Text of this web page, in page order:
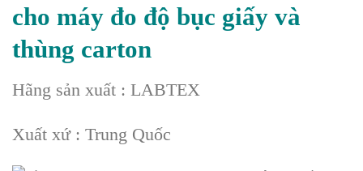
cho máy đo độ bục giấy và
thùng carton
Hãng sản xuất : LABTEX
Xuất xứ : Trung Quốc